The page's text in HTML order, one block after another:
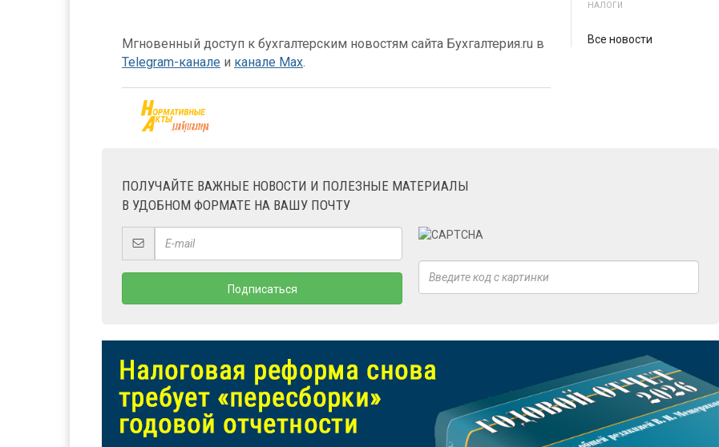
Мгновенный доступ к бухгалтерским новостям сайта Бухгалтерия.ru в
Telegram-канале и канале Max.
НАЛОГИ
Все новости
ПОЛУЧАЙТЕ ВАЖНЫЕ НОВОСТИ И ПОЛЕЗНЫЕ МАТЕРИАЛЫ
В УДОБНОМ ФОРМАТЕ НА ВАШУ ПОЧТУ